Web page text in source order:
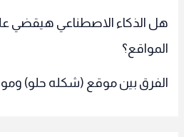
هل الذكاء الاصطناعي هيقضي
المواقع؟
الفرق بين موقع (شكله حلو)